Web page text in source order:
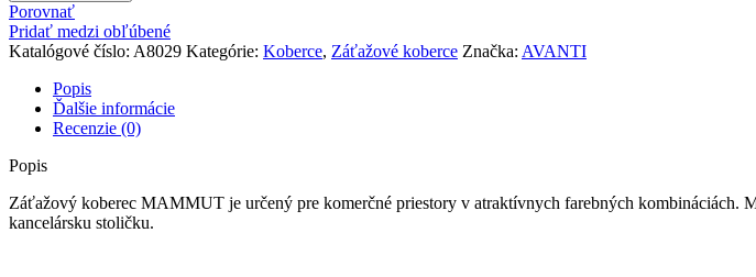
Porovnať
Pridať medzi obľúbené
Katalógové číslo: A8029 Kategórie: Koberce, Záťažové koberce Značka: AVANTI
Popis
Ďalšie informácie
Recenzie (0)
Popis
Záťažový koberec MAMMUT je určený pre komerčné priestory v atraktívnych farebných
kancelársku stoličku.